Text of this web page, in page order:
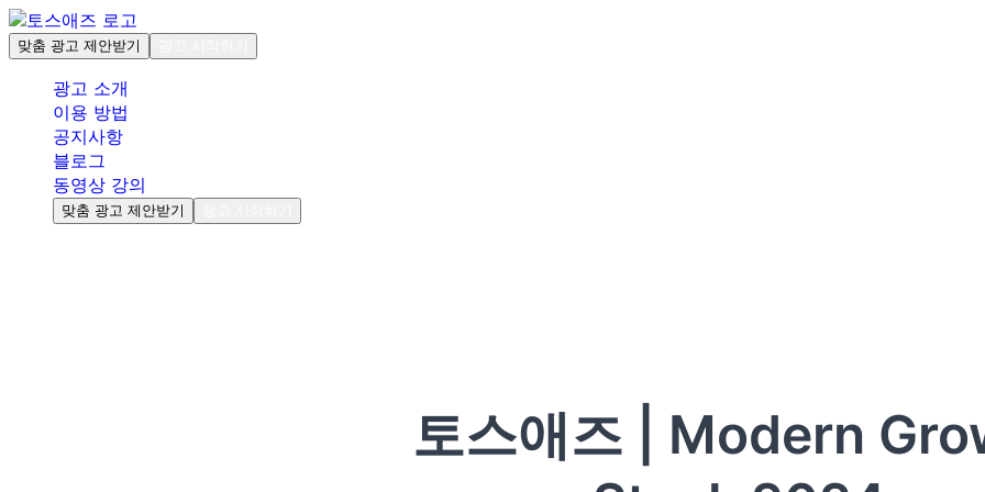
맞춤 광고 제안받기
광고 소개
이용 방법
공지사항
블로그
동영상 강의
맞춤 광고 제안받기
토스애즈 | Modern